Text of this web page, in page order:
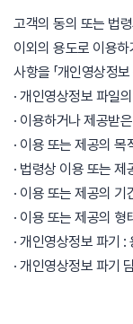
고객의 동의 또는 법
이외의 용도로 이용
사항을 「개인영상정
· 개인영상정보 파일
· 이용하거나 제공받
· 이용 또는 제공의 목
· 법령상 이용 또는
· 이용 또는 제공의
· 이용 또는 제공의 형
· 개인영상정보 파기
· 개인영상정보 파기